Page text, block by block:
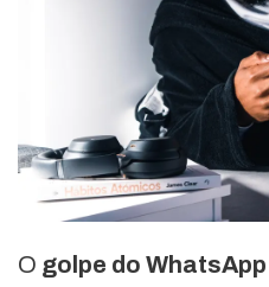
O golpe do WhatsApp